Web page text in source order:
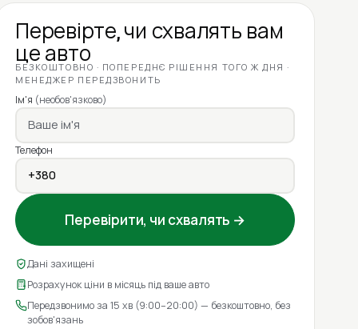
Перевірте, чи схвалять вам
це авто
БЕЗКОШТОВНО · ПОПЕРЕДНЄ РІШЕННЯ ТОГО Ж ДНЯ ·
МЕНЕДЖЕР ПЕРЕДЗВОНИТЬ
Ім'я (необов'язково)
Телефон
Перевірити, чи схвалять →
Дані захищені
Розрахунок ціни в місяць під ваше авто
Передзвонимо за 15 хв (9:00–20:00) — безкоштовно, без
зобов'язань